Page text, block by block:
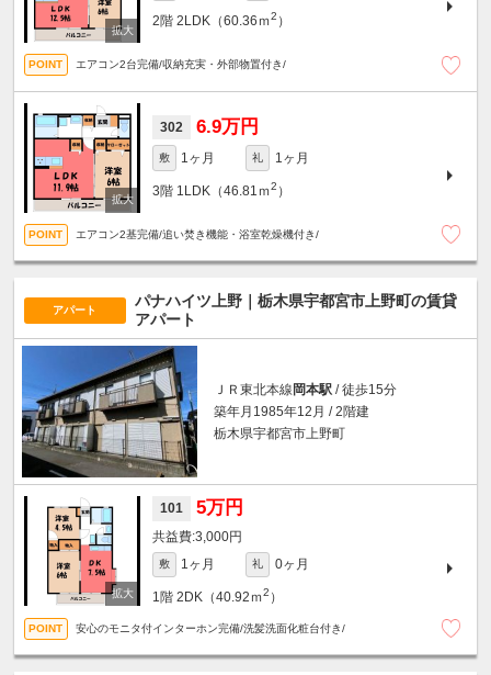
2階 2LDK（60.36ｍ2 ）
エアコン2台完備/収納充実・外部物置付き/
302 6.9万円
敷 1ヶ月 礼 1ヶ月
3階 1LDK（46.81ｍ2 ）
エアコン2基完備/追い焚き機能・浴室乾燥機付き/
アパート
パナハイツ上野｜栃木県宇都宮市上野町の賃貸
アパート
ＪＲ東北本線 岡本駅 / 徒歩15分
築年月1985年12月 / 2階建
栃木県宇都宮市上野町
101 5万円
3,000円
敷 1ヶ月 礼 0ヶ月
1階 2DK（40.92ｍ2 ）
安心のモニタ付インターホン完備/洗髪洗面化粧台付き/